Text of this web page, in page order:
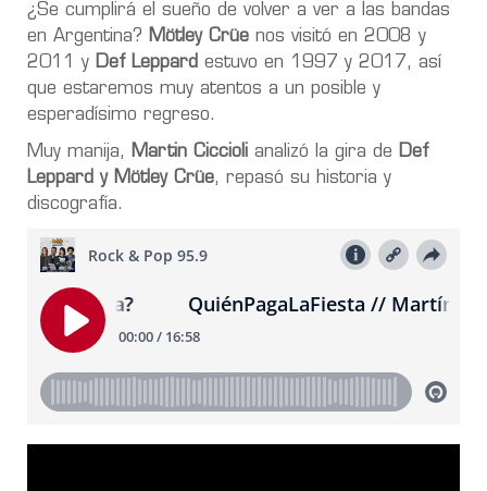
¿Se cumplirá el sueño de volver a ver a las bandas
en Argentina?
Mötley Crüe nos visitó en 2008 y
2011 y Def Leppard estuvo en 1997 y 2017, así
que estaremos muy atentos a un posible y
esperadísimo regreso.
Muy manija, Martin Ciccioli analizó la gira de Def
Leppard y Mötley Crüe, repasó su historia y
discografía.